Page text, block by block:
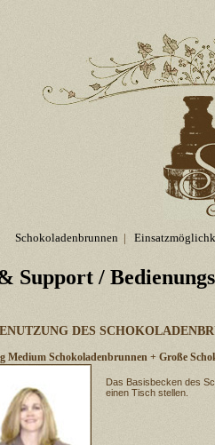
Schokoladenbrunnen |
Support /
DES
Medium Schokoladenbrunnen + Große
Das Basisbecken des
einen Tisch stellen.